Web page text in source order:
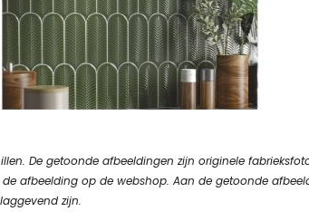
De getoonde afbeeldingen zijn originele
afbeelding op de webshop. Aan de getoonde
zijn.